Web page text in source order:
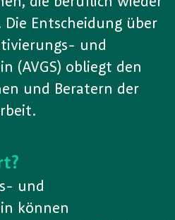
Entscheidung über
und
(AVGS) obliegt den
und Beratern der
und
können